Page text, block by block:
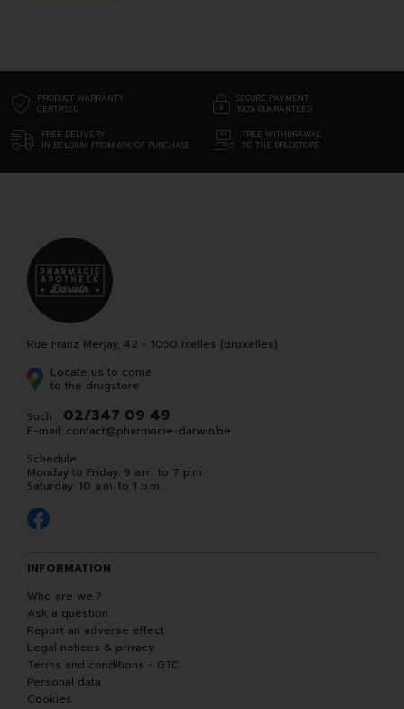
PRODUCT WARRANTY
CERTIFIED
SECURE PAYMENT
100% GUARANTEED
FREE DELIVERY
IN BELGIUM FROM 69€ OF PURCHASE
FREE WITHDRAWAL
TO THE DRUGSTORE
Rue Franz Merjay, 42 - 1050 Ixelles (Bruxelles)
Locate us to come
to the drugstore
Such. : 02/347 09 49
E-mail: contact@pharmacie-darwin.be
Schedule
Monday to Friday: 9 a.m. to 7 p.m.
Saturday: 10 a.m. to 1 p.m.
INFORMATION
Who are we ?
Ask a question
Report an adverse effect
Legal notices & privacy
Terms and conditions - GTC
Personal data
Cookies